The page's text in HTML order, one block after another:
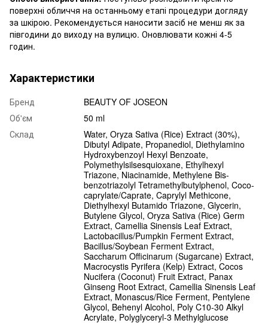
поверхні обличчя на останньому етапі процедури догляду
за шкірою. Рекомендується наносити засіб не менш як за
півгодини до виходу на вулицю. Оновлювати кожні 4-5
годин.
Характеристики
Бренд
BEAUTY OF JOSEON
Об'єм
50 ml
Склад
Water, Oryza Sativa (Rice) Extract (30%),
Dibutyl Adipate, Propanediol, Diethylamino
Hydroxybenzoyl Hexyl Benzoate,
Polymethylsilsesquioxane, Ethylhexyl
Triazone, Niacinamide, Methylene Bis-
benzotriazolyl Tetramethylbutylphenol, Coco-
caprylate/Caprate, Caprylyl Methicone,
Diethylhexyl Butamido Triazone, Glycerin,
Butylene Glycol, Oryza Sativa (Rice) Germ
Extract, Camellia Sinensis Leaf Extract,
Lactobacillus/Pumpkin Ferment Extract,
Bacillus/Soybean Ferment Extract,
Saccharum Officinarum (Sugarcane) Extract,
Macrocystis Pyrifera (Kelp) Extract, Cocos
Nucifera (Coconut) Fruit Extract, Panax
Ginseng Root Extract, Camellia Sinensis Leaf
Extract, Monascus/Rice Ferment, Pentylene
Glycol, Behenyl Alcohol, Poly C10-30 Alkyl
Acrylate, Polyglyceryl-3 Methylglucose